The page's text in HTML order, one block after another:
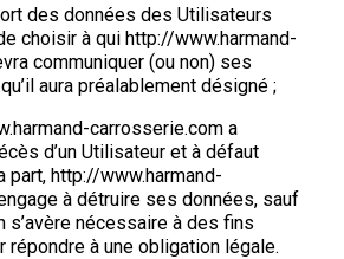
des données des Utilisateurs
choisir à qui http://www.harmand-
communiquer (ou non) ses
aura préalablement désigné ;
carrosserie.com a
d’un Utilisateur et à défaut
part, http://www.harmand-
à détruire ses données, sauf
s’avère nécessaire à des fins
répondre à une obligation légale.